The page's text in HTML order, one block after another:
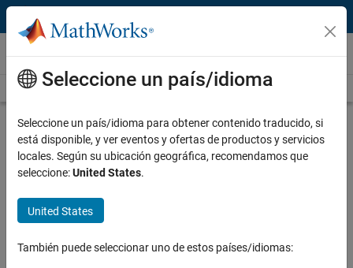
Saltar al contenido
Vídeos
Videos Home Search
Play
Description
Part 4: Harel State Machines
Published: 2 Apr 2014
Seleccione un país/idioma
Seleccione un país/idioma para obtener contenido traducido, si
está disponible, y ver eventos y ofertas de productos y servicios
locales. Según su ubicación geográfica, recomendamos que
seleccione:United States.
United States
También puede seleccionar uno de estos países/idiomas: